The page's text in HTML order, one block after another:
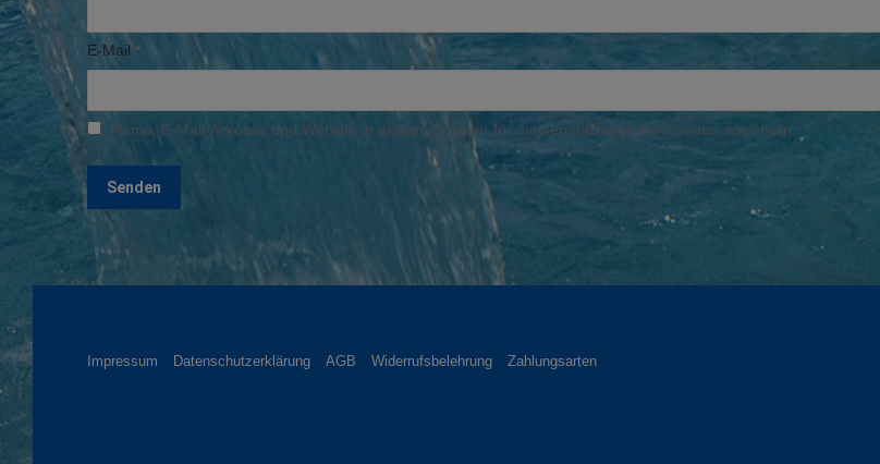
E-Mail *
Name, E-Mail-Adresse und Website in diesem Browser für meinen nächsten Kommentar speichern.
Impressum Datenschutzerklärung AGB Widerrufsbelehrung Zahlungsarten